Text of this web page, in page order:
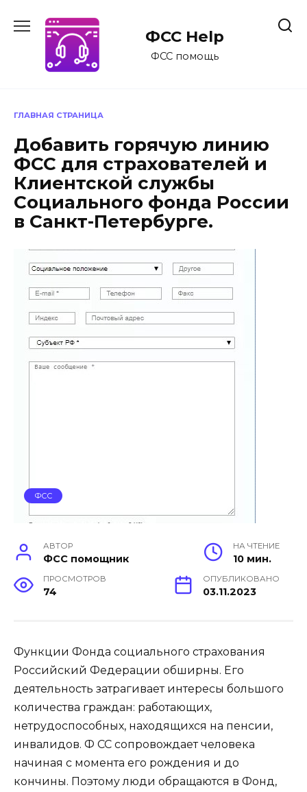
содержанию
ФСС Help
ФСС помощь
ГЛАВНАЯ СТРАНИЦА
Добавить горячую линию
ФСС для страхователей и
Клиентской службы
Социального фонда России
в Санкт-Петербурге.
ФСС
АВТОР
ФСС помощник
НА ЧТЕНИЕ
10 мин.
ПРОСМОТРОВ
74
ОПУБЛИКОВАНО
03.11.2023
Функции Фонда социального страхования
Российский Федерации обширны. Его
деятельность затрагивает интересы большого
количества граждан: работающих,
нетрудоспособных, находящихся на пенсии,
инвалидов. Ф СС сопровождает человека
начиная с момента его рождения и до
кончины. Поэтому люди обращаются в Фонд,